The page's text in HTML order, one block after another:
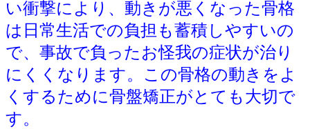
い衝撃により、動きが悪くなった骨格
は日常生活での負担も蓄積しやすいの
で、事故で負ったお怪我の症状が治り
にくくなります。この骨格の動きをよ
くするために骨盤矯正がとても大切で
す。